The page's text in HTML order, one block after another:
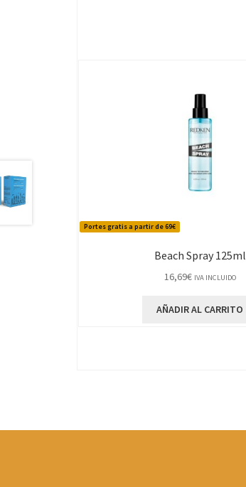
Portes gratis a partir de 69€
Beach Spray 125ml
16,69€ IVA INCLUIDO
AÑADIR AL CARRITO